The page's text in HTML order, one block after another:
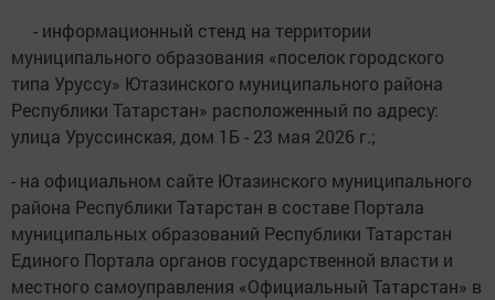
- информационный стенд на территории
муниципального образования «поселок городского
типа Уруссу» Ютазинского муниципального района
Республики Татарстан» расположенный по адресу:
улица Уруссинская, дом 1Б - 23 мая 2026 г.;
- на официальном сайте Ютазинского муниципального
района Республики Татарстан в составе Портала
муниципальных образований Республики Татарстан
Единого Портала органов государственной власти и
местного самоуправления «Официальный Татарстан» в